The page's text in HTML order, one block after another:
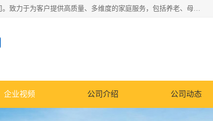
深圳市柏林家政有限公司是一家服务于深圳市民的专业家政公司。致力于为客户提供高质量、多维度的家庭服务，包括养老、母婴、月嫂育婴早教、康复理疗、家电清洗和保洁等方面的专业服务。
企业视频 公司介绍 公司动态